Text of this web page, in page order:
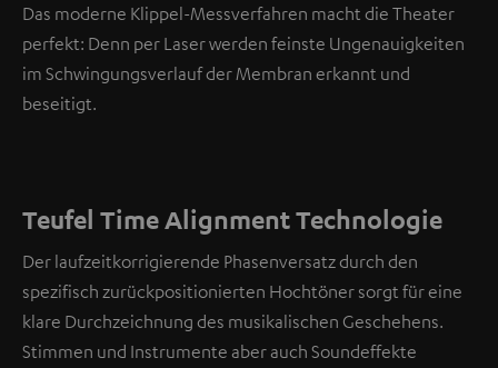
Das moderne Klippel-Messverfahren macht die Theater
perfekt: Denn per Laser werden feinste Ungenauigkeiten
im Schwingungsverlauf der Membran erkannt und
beseitigt.
Teufel Time Alignment Technologie
Der laufzeitkorrigierende Phasenversatz durch den
spezifisch zurückpositionierten Hochtöner sorgt für eine
klare Durchzeichnung des musikalischen Geschehens.
Stimmen und Instrumente aber auch Soundeffekte